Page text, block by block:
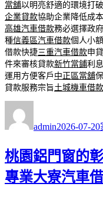
當舖以明亮舒適的環境打
企業貸款協助企業降低成
高雄汽車借款務必選擇政
種信義區汽車借款個人小
借款快捷三重汽車借款申
件來審核貸款新竹當鋪利
運用方便客戶 中正區當舖
貸款服務宗旨土城機車借款
者
admin佈
期:
2026-07-20
桃園鋁門窗的
專業大寮汽車